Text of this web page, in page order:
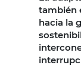
también
hacia la